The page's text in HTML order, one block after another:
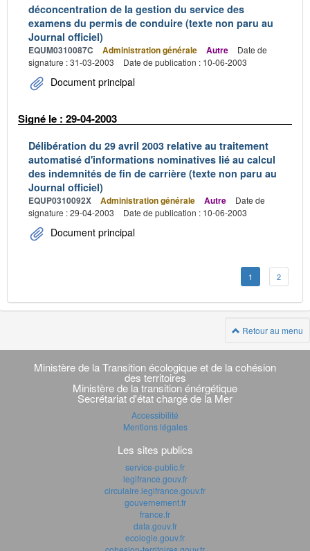
déconcentration de la gestion du service des
examens du permis de conduire (texte non paru au
Journal officiel)
EQUM0310087C Administration générale Autre
Date de
signature : 31-03-2003
Date de publication : 10-06-2003
Document principal
Signé le : 29-04-2003
Délibération du 29 avril 2003 relative au traitement
automatisé d'informations nominatives lié au calcul
des indemnités de fin de carrière (texte non paru au
Journal officiel)
EQUP0310092X Administration générale Autre
Date de
signature : 29-04-2003
Date de publication : 10-06-2003
Document principal
1 2
Retour au menu
Navigation
transverse
Ministère de la Transition écologique et de la cohésion
des territoires
Ministère de la transition énérgétique
Secrétariat d'état chargé de la Mer
Accessibilité
Mentions légales
Les sites publics
service-public.fr
legifrance.gouv.fr
circulaire.legifrance.gouv.fr
gouvernement.fr
france.fr
data.gouv.fr
ecologie.gouv.fr